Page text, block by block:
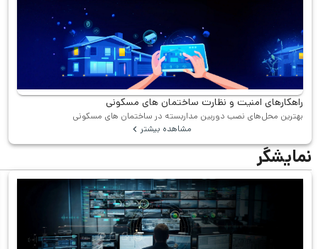
راهکارهای امنیت و نظارت ساختمان های مسکونی
بهترین محل‌های نصب دوربین مداربسته در ساختمان های مسکونی
مشاهده بیشتر
نمایشگر